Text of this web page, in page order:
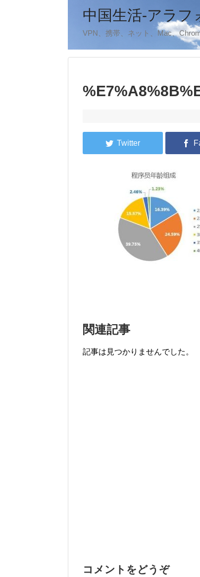
中国生活-アラフ
VPN、携帯、ネット、Mac、
関連記事
記事は見つかりませんでした。
コメントをどうぞ